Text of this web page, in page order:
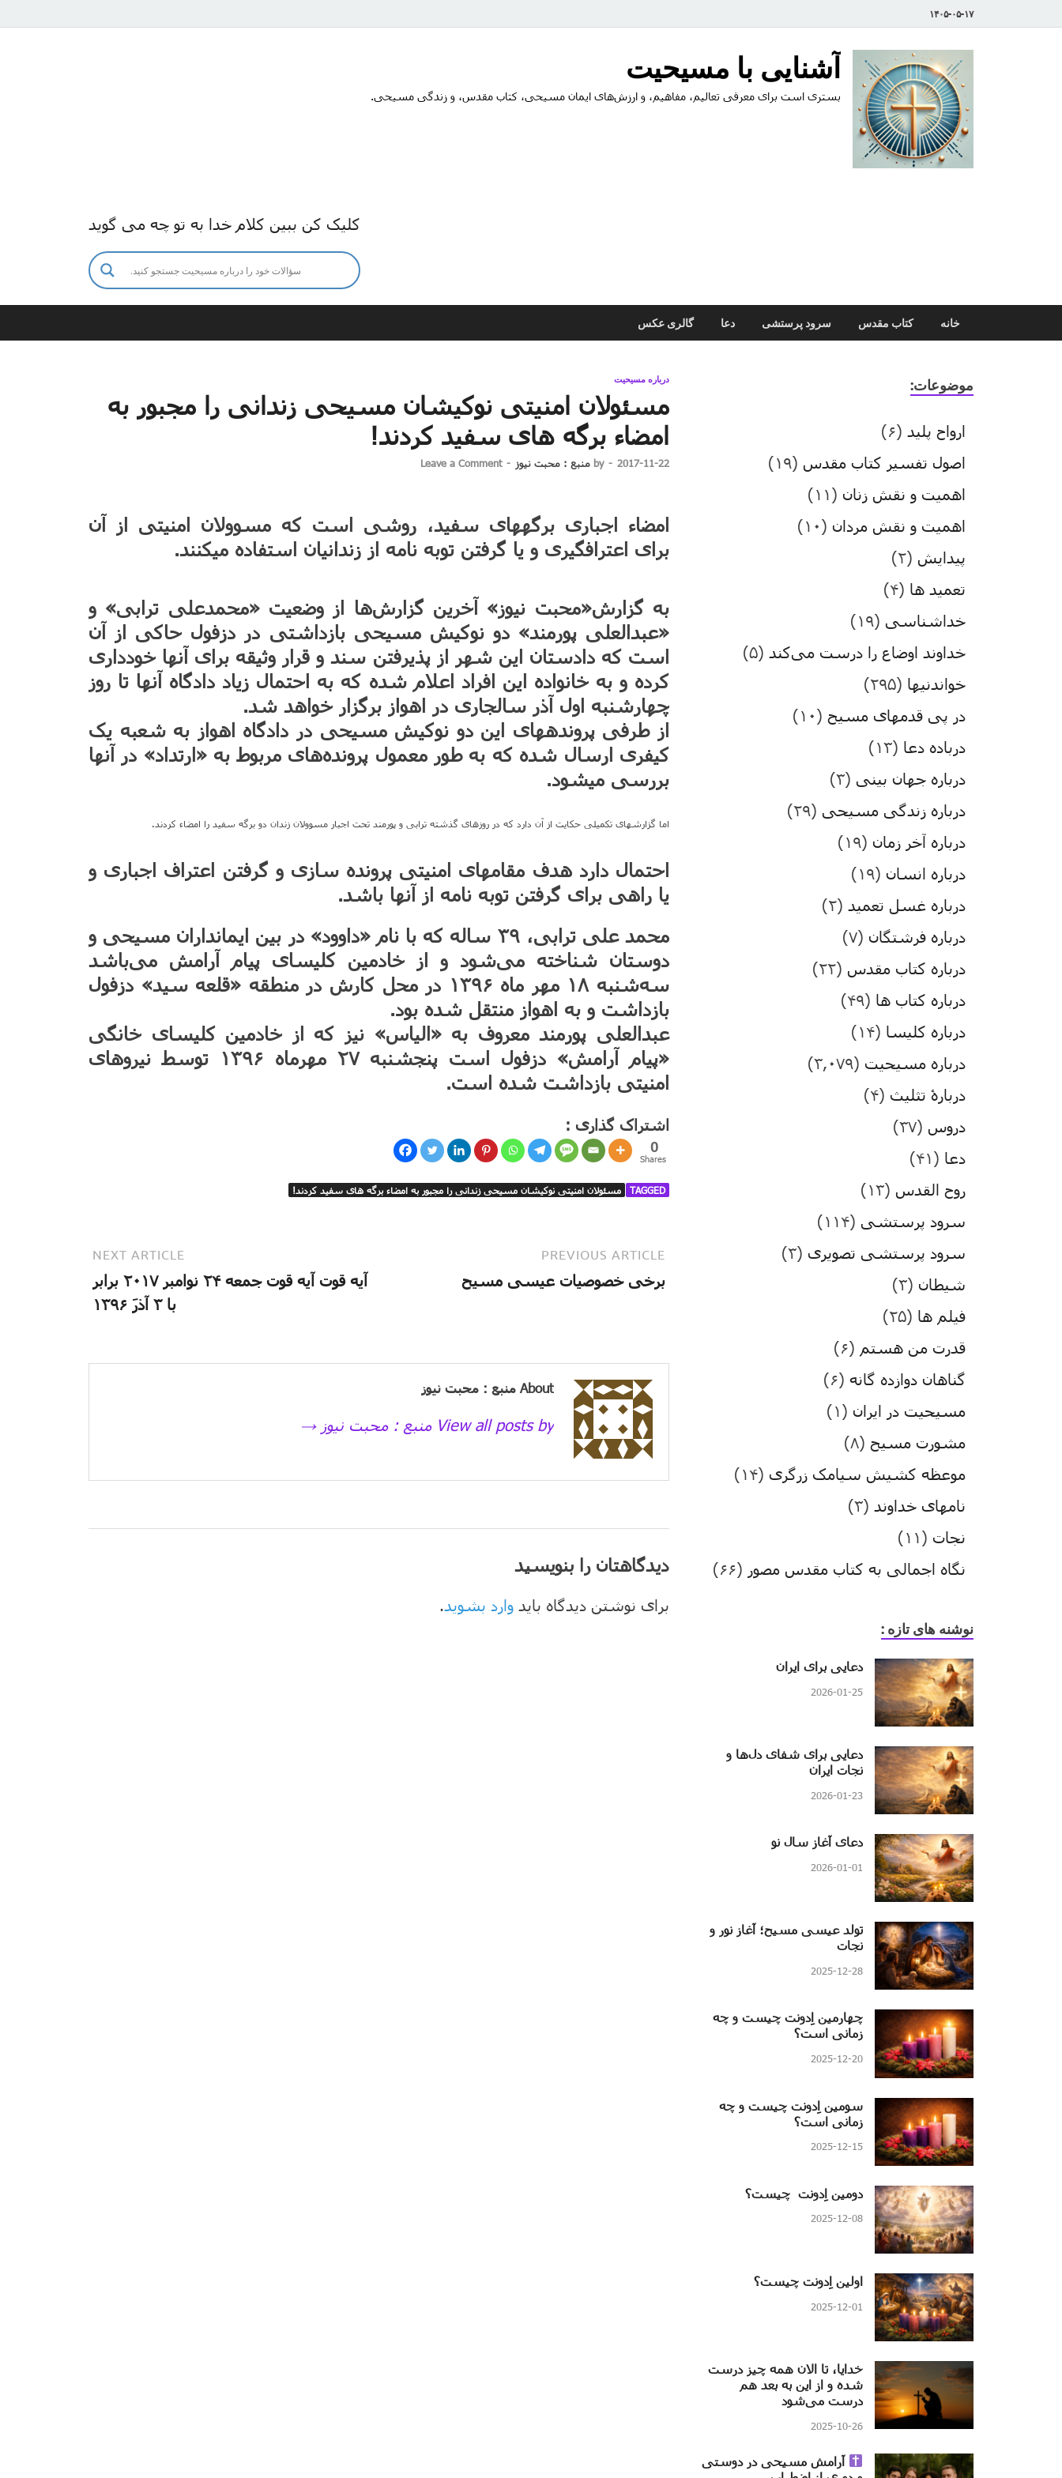
۱۴۰۵-۰۵-۱۷
آشنایی با مسیحیت
بستری است برای معرفی تعالیم، مفاهیم، و ارزش‌های ایمان مسیحی، کتاب مقدس، و زندگی مسیحی.
کلیک کن ببین کلام خدا به تو چه می گوید
خانه کتاب مقدس سرود پرستشی دعا گالری عکس
درباره مسیحیت
مسئولان امنیتی نوکیشان مسیحی زندانی را مجبور به
امضاء برگه های سفید کردند!
2017-11-22
-
by منبع : محبت نیوز -
Leave a Comment
امضاء اجباری برگه‎های سفید، روشی است که مسوولان امنیتی از آن
برای اعتراف‎گیری و یا گرفتن توبه نامه از زندانیان استفاده می‎کنند.
به گزارش«محبت نیوز» آخرین گزارش‌ها از وضعیت «محمدعلی ترابی» و
«عبدالعلی پورمند» دو نوکیش مسیحی بازداشتی در دزفول حاکی از آن
است که دادستان این شهر از پذیرفتن سند و قرار وثیقه برای آنها خودداری
کرده و به خانواده این افراد اعلام شده که به احتمال زیاد دادگاه آنها تا روز
چهارشنبه اول آذر سالجاری در اهواز برگزار خواهد شد.
از طرفی پرونده‎های این دو نوکیش مسیحی در دادگاه اهواز به شعبه یک
کیفری ارسال شده که به طور معمول پرونده‌های مربوط به «ارتداد» در آنها
بررسی می‎شود.
اما گزارش‎های تکمیلی حکایت از آن دارد که در روزهای گذشته ترابی و پورمند تحت اجبار مسوولان زندان دو برگه سفید را امضاء کردند.
احتمال دارد هدف مقام‎های امنیتی پرونده سازی و گرفتن اعتراف اجباری و
یا راهی برای گرفتن توبه نامه از آنها باشد.
محمد علی ترابی، ۳۹ ساله که با نام «داوود» در بین ایمانداران مسیحی و
دوستان شناخته می‌شود و از خادمین کلیسای پیام آرامش می‌باشد
سه‏‌شنبه ۱۸ مهر ماه ۱۳۹۶ در محل کارش در منطقه «قلعه سید» دزفول
بازداشت و به اهواز منتقل شده بود.
عبدالعلی پورمند معروف به «الیاس» نیز که از خادمین کلیسای خانگی
«پیام آرامش» دزفول است پنجشنبه ۲۷ مهرماه ۱۳۹۶ توسط نیروهای
امنیتی بازداشت شده است.
اشتراک گذاری :
0
Shares
TAGGED مسئولان امنیتی نوکیشان مسیحی زندانی را مجبور به امضاء برگه های سفید کردند!
PREVIOUS ARTICLE
برخی خصوصیات عیسی مسیح
NEXT ARTICLE
آیه قوت آیه قوت جمعه ۲۴ نوامبر ۲۰۱۷ برابر
با ۳ آذرَ ۱۳۹۶
About منبع : محبت نیوز
View all posts by منبع : محبت نیوز →
دیدگاهتان را بنویسید
برای نوشتن دیدگاه باید وارد بشوید .
موضوعات:
ارواح پلید (۶)
اصول تفسیر کتاب مقدس (۱۹)
اهمیت و نقش زنان (۱۱)
اهمیت و نقش مردان (۱۰)
پیدایش (۲)
تعمید ها (۴)
خداشناسی (۱۹)
خداوند اوضاع را درست می‌کند (۵)
خواندنیها (۲۹۵)
در پی قدمهای مسیح (۱۰)
درباده دعا (۱۳)
درباره جهان بینی (۳)
درباره زندگی مسیحی (۲۹)
درباره آخر زمان (۱۹)
درباره انسان (۱۹)
درباره غسل تعمید (۲)
درباره فرشتگان (۷)
درباره کتاب مقدس (۲۲)
درباره کتاب ها (۴۹)
درباره کلیسا (۱۴)
درباره مسیحیت (۳,۰۷۹)
دربارۀ تثلیث (۴)
دروس (۳۷)
دعا (۴۱)
روح القدس (۱۳)
سرود پرستشی (۱۱۴)
سرود پرستشی تصویری (۳)
شیطان (۳)
فیلم ها (۲۵)
قدرت من هستم (۶)
گناهان دوازده گانه (۶)
مسیحیت در ایران (۱)
مشورت مسیح (۸)
موعظه کشیش سیامک زرگری (۱۴)
نامهای خداوند (۳)
نجات (۱۱)
نگاه اجمالی به کتاب مقدس مصور (۶۶)
نوشنه های تازه :
دعایی برای ایران
2026-01-25
دعایی برای شفای دل‌ها و
نجات ایران
2026-01-23
دعای آغاز سال نو
2026-01-01
تولد عیسی مسیح؛ آغاز نور و
نجات
2025-12-28
چهارمین اِدونت چیست و چه
زمانی است؟
2025-12-20
سومین اِدونت چیست و چه
زمانی است؟
2025-12-15
دومین اِدونت چیست؟
2025-12-08
اولین اِدونت چیست؟
2025-12-01
خدایا، تا الان همه چیز درست
شده و از این به بعد هم
درست می‌شود
2025-10-26
آرامش مسیحی در دوستی